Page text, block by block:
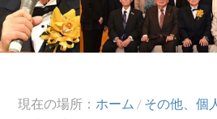
現在の場所： ホーム / その他、個